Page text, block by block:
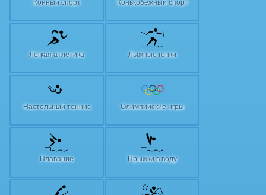
Конный спорт Конькобежный спорт
Легкая атлетика Лыжные гонки
Настольный теннис Олимпийские игры
Плавание Прыжки в воду